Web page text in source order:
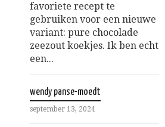
favoriete recept te
gebruiken voor een nieuwe
variant: pure chocolade
zeezout koekjes. Ik ben echt
een...
wendy panse-moedt
september 13, 2024